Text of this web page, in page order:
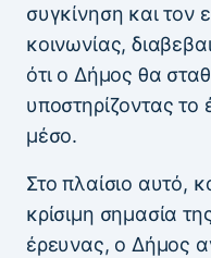
συγκίνηση και τον
κοινωνίας,
ότι ο Δήμος θα
υποστηρίζοντας το
μέσο.
Στο πλαίσιο αυτό,
κρίσιμη σημασία
έρευνας, ο Δήμος